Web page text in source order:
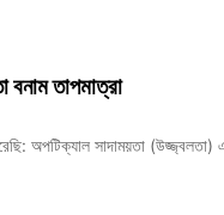
তাপমাত্রা
অপটিক্যাল সাদাময়তা (উজ্জ্বলতা)